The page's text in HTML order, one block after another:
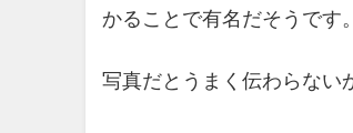
かることで有名だそうです。
写真だとうまく伝わらない